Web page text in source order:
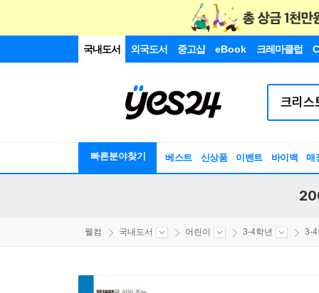
국내도서 외국도서 중고샵 eBook 크레마클럽
빠른분야찾기 베스트 신상품 이벤트 바이백 매
웰컴 국내도서 어린이 3-4학년 3-4